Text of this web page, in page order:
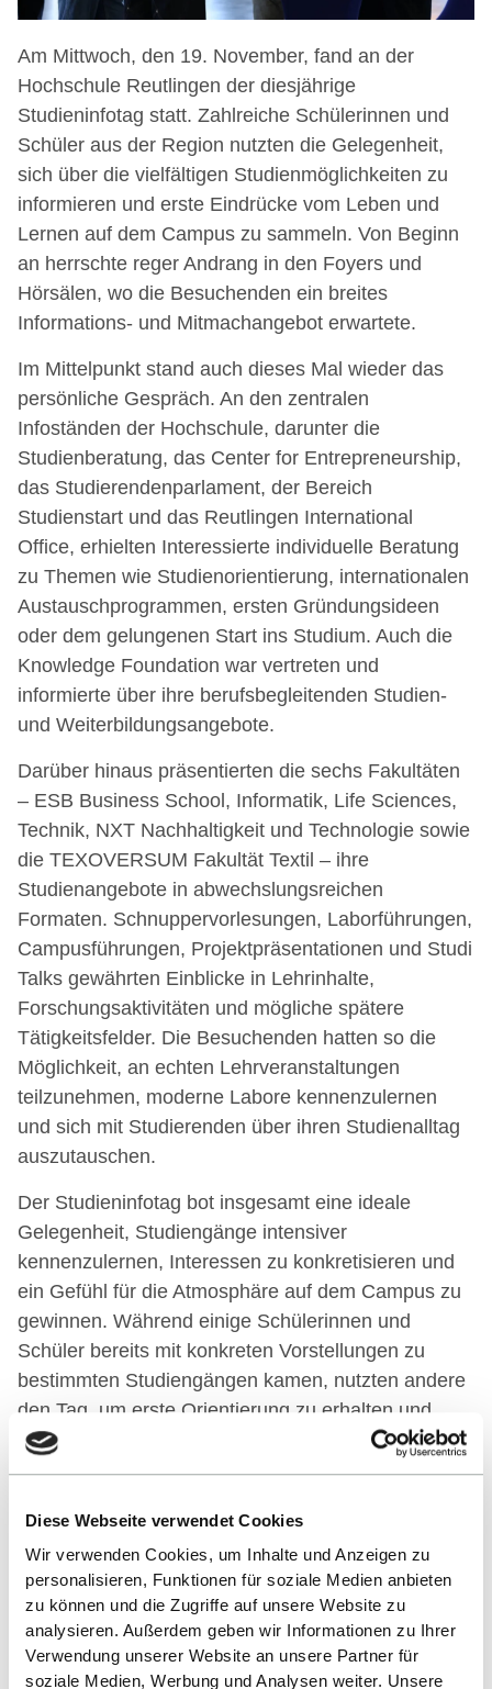
Diese Webseite verwendet Cookies
Wir verwenden Cookies, um Inhalte und Anzeigen zu
personalisieren, Funktionen für soziale Medien anbieten
zu können und die Zugriffe auf unsere Website zu
analysieren. Außerdem geben wir Informationen zu Ihrer
Verwendung unserer Website an unsere Partner für
soziale Medien, Werbung und Analysen weiter. Unsere
Am Mittwoch, den 19. November, fand an der
Hochschule Reutlingen der diesjährige
Studieninfotag statt. Zahlreiche Schülerinnen und
Schüler aus der Region nutzten die Gelegenheit,
sich über die vielfältigen Studienmöglichkeiten zu
informieren und erste Eindrücke vom Leben und
Lernen auf dem Campus zu sammeln. Von Beginn
an herrschte reger Andrang in den Foyers und
Hörsälen, wo die Besuchenden ein breites
Informations- und Mitmachangebot erwartete.
Im Mittelpunkt stand auch dieses Mal wieder das
persönliche Gespräch. An den zentralen
Infoständen der Hochschule, darunter die
Studienberatung, das Center for Entrepreneurship,
das Studierendenparlament, der Bereich
Studienstart und das Reutlingen International
Office, erhielten Interessierte individuelle Beratung
zu Themen wie Studienorientierung, internationalen
Austauschprogrammen, ersten Gründungsideen
oder dem gelungenen Start ins Studium. Auch die
Knowledge Foundation war vertreten und
informierte über ihre berufsbegleitenden Studien-
und Weiterbildungsangebote.
Darüber hinaus präsentierten die sechs Fakultäten
– ESB Business School, Informatik, Life Sciences,
Technik, NXT Nachhaltigkeit und Technologie sowie
die TEXOVERSUM Fakultät Textil – ihre
Studienangebote in abwechslungsreichen
Formaten. Schnuppervorlesungen, Laborführungen,
Campusführungen, Projektpräsentationen und Studi
Talks gewährten Einblicke in Lehrinhalte,
Forschungsaktivitäten und mögliche spätere
Tätigkeitsfelder. Die Besuchenden hatten so die
Möglichkeit, an echten Lehrveranstaltungen
teilzunehmen, moderne Labore kennenzulernen
und sich mit Studierenden über ihren Studienalltag
auszutauschen.
Der Studieninfotag bot insgesamt eine ideale
Gelegenheit, Studiengänge intensiver
kennenzulernen, Interessen zu konkretisieren und
ein Gefühl für die Atmosphäre auf dem Campus zu
gewinnen. Während einige Schülerinnen und
Schüler bereits mit konkreten Vorstellungen zu
bestimmten Studiengängen kamen, nutzten andere
den Tag, um erste Orientierung zu erhalten und
neue Fachrichtungen zu entdecken. Durch die
direkte Begegnung mit Lehrenden, Studierenden
ein authentischer und lebendiger Eindruck vom
Hochschulalltag.
Zum Abschluss weist die Hochschule Reutlingen
auf die nächste Informationsveranstaltung hin: Die
Master Night findet am 26. November von 17:00 bis